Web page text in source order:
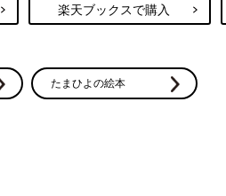
楽天ブックスで購入
たまひよの絵本